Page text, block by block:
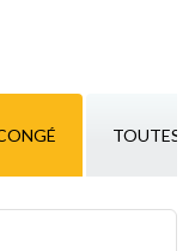
TOUTES